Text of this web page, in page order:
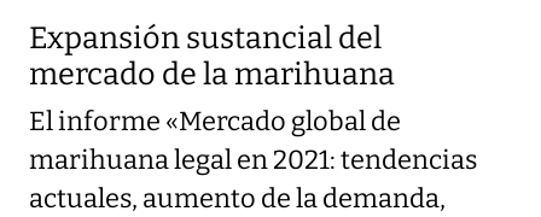
Expansión sustancial del
mercado de la marihuana
El informe «Mercado global de
marihuana legal en 2021: tendencias
actuales, aumento de la demanda,